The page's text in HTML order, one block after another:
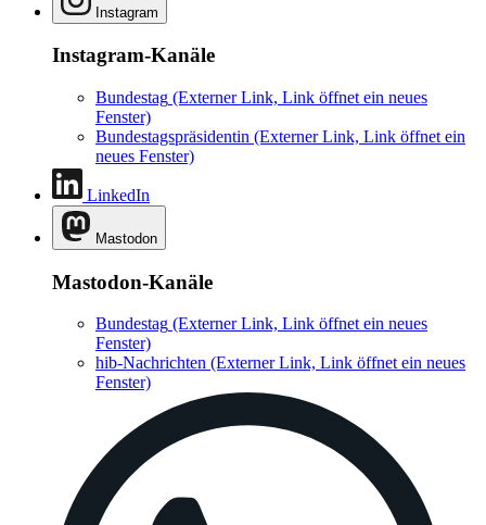
Instagram
Instagram-Kanäle
Bundestag (Externer Link, Link öffnet ein neues
Fenster)
Bundestagspräsidentin (Externer Link, Link öffnet ein
neues Fenster)
LinkedIn
Mastodon
Mastodon-Kanäle
Bundestag (Externer Link, Link öffnet ein neues
Fenster)
hib-Nachrichten (Externer Link, Link öffnet ein neues
Fenster)